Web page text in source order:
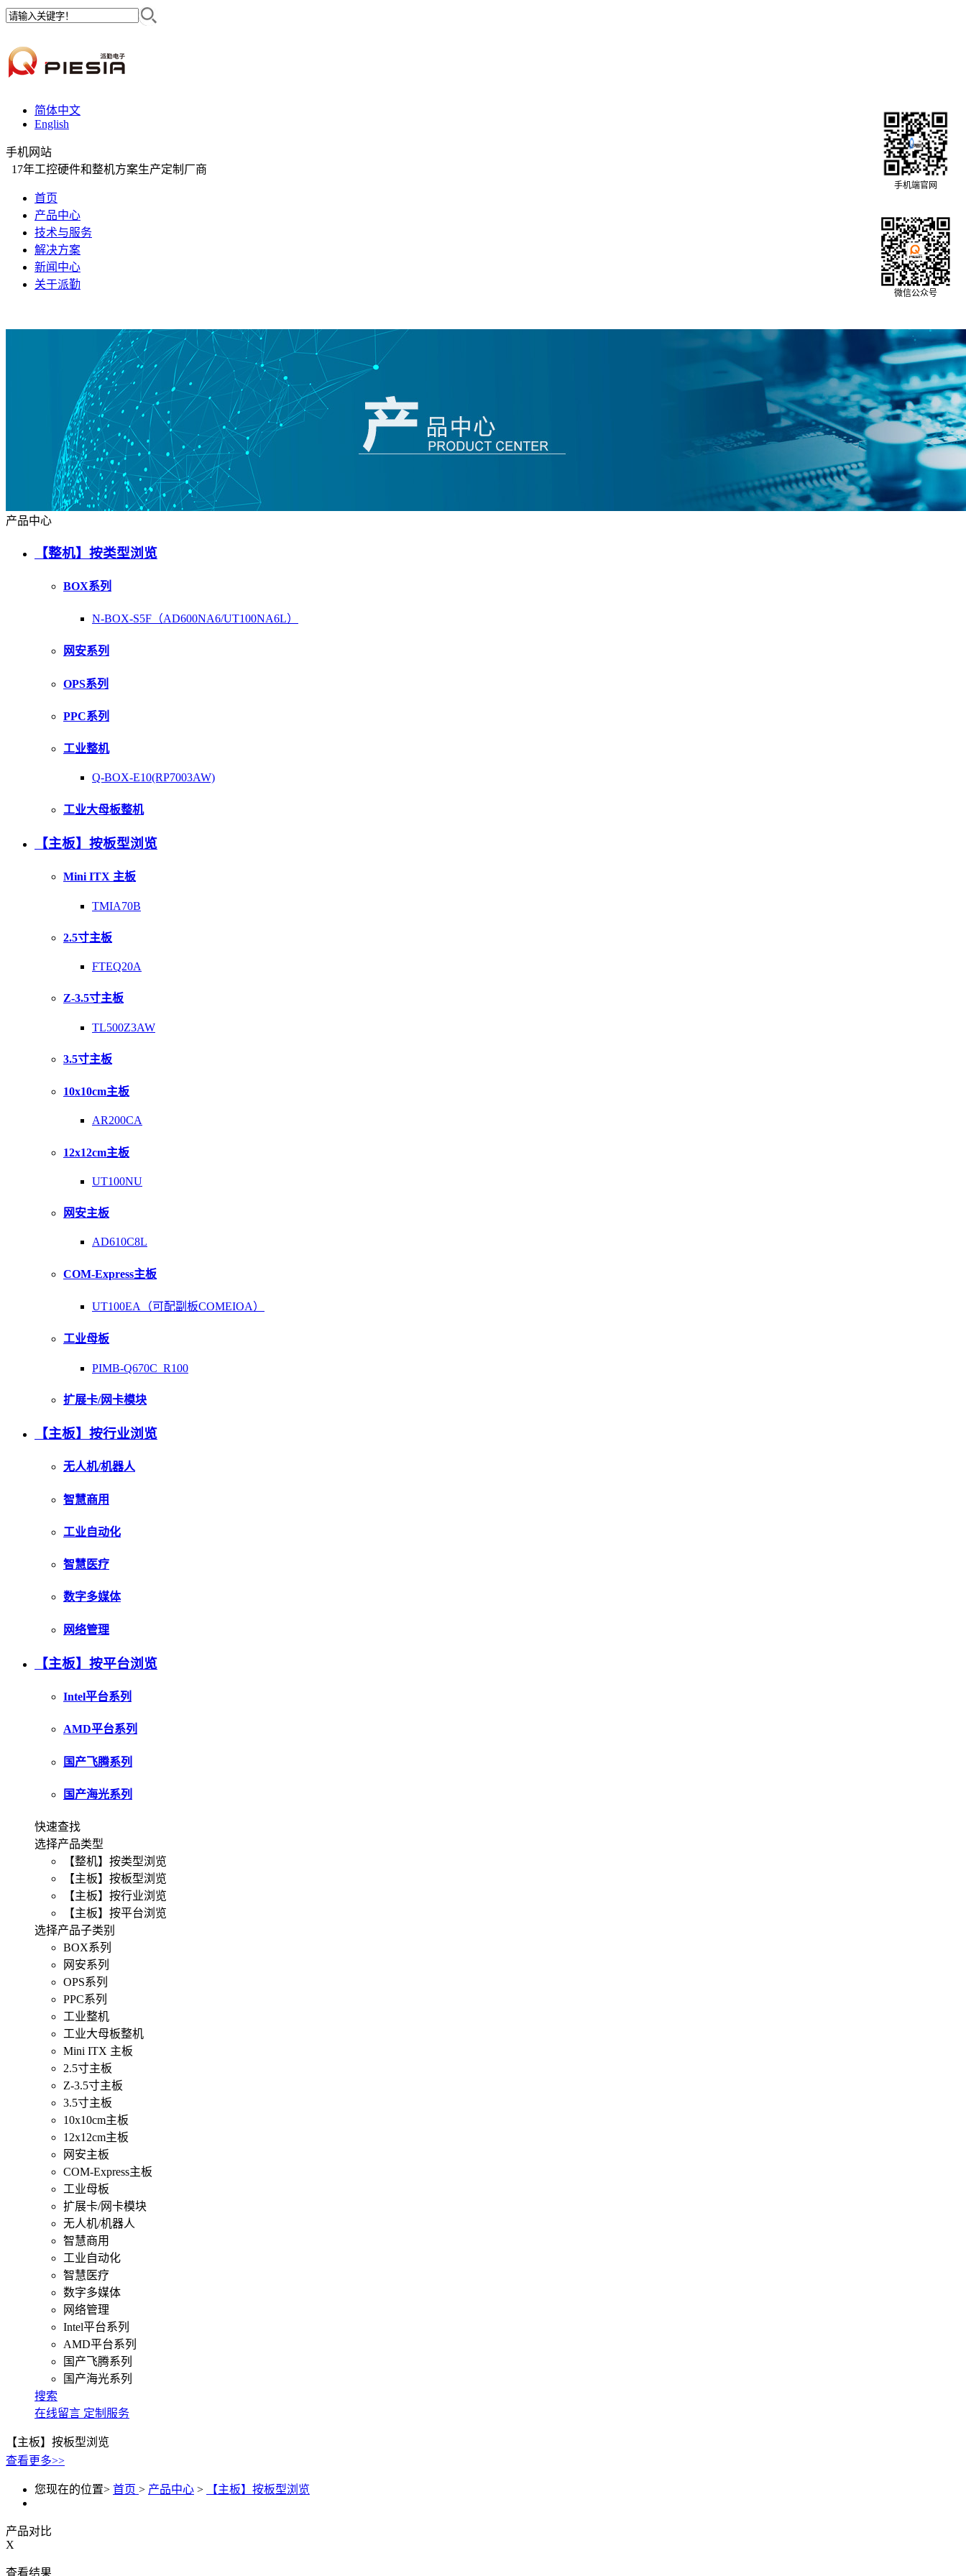
简体中文
English
手机网站
17年工控硬件和整机方案生产定制厂商
首页
产品中心
技术与服务
解决方案
新闻中心
关于派勤
产品中心
【整机】按类型浏览
BOX系列
N-BOX-S5F（AD600NA6/UT100NA6L）
网安系列
OPS系列
PPC系列
工业整机
Q-BOX-E10(RP7003AW)
工业大母板整机
【主板】按板型浏览
Mini ITX 主板
TMIA70B
2.5寸主板
FTEQ20A
Z-3.5寸主板
TL500Z3AW
3.5寸主板
10x10cm主板
AR200CA
12x12cm主板
UT100NU
网安主板
AD610C8L
COM-Express主板
UT100EA（可配副板COMEIOA）
工业母板
PIMB-Q670C_R100
扩展卡/网卡模块
【主板】按行业浏览
无人机/机器人
智慧商用
工业自动化
智慧医疗
数字多媒体
网络管理
【主板】按平台浏览
Intel平台系列
AMD平台系列
国产飞腾系列
国产海光系列
快速查找
选择产品类型
【整机】按类型浏览
【主板】按板型浏览
【主板】按行业浏览
【主板】按平台浏览
选择产品子类别
BOX系列
网安系列
OPS系列
PPC系列
工业整机
工业大母板整机
Mini ITX 主板
2.5寸主板
Z-3.5寸主板
3.5寸主板
10x10cm主板
12x12cm主板
网安主板
COM-Express主板
工业母板
扩展卡/网卡模块
无人机/机器人
智慧商用
工业自动化
智慧医疗
数字多媒体
网络管理
Intel平台系列
AMD平台系列
国产飞腾系列
国产海光系列
搜索
在线留言 定制服务
【主板】按板型浏览
查看更多>>
您现在的位置> 首页 > 产品中心 > 【主板】按板型浏览
产品对比
X
查看结果
微信公众号
手机端官网